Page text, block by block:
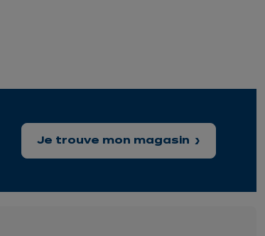
Je trouve mon magasin